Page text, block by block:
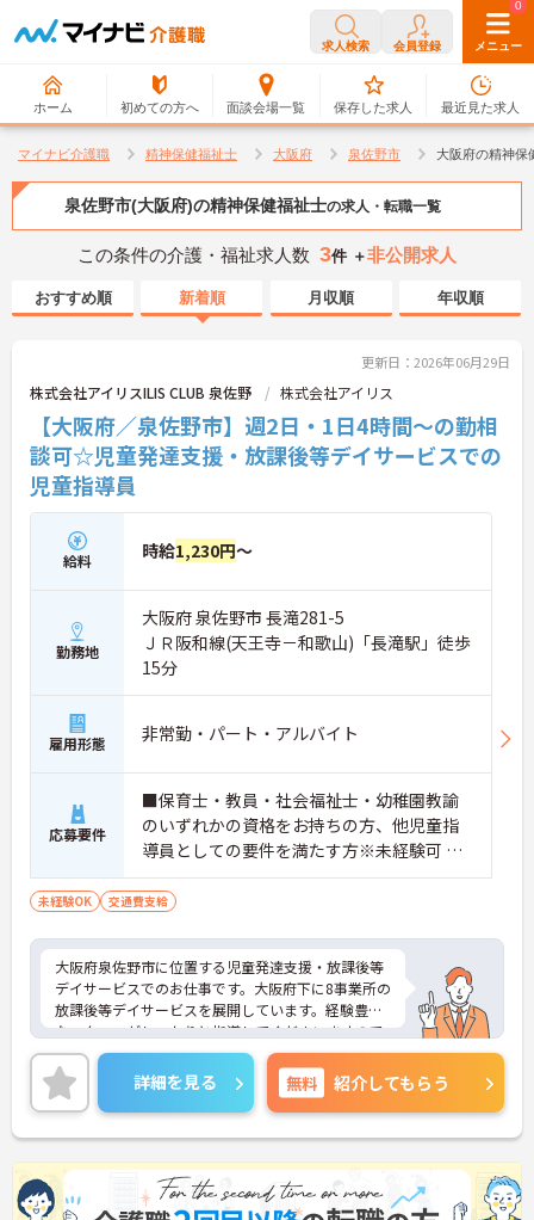
求人検索 会員登録 メニュー
ホーム 初めての方へ 面談会場一覧
0
保存した求人
0
最近見た求人
マイナビ介護職 精神保健福祉士 大阪府 泉佐野市 大阪府の精神保
泉佐野市(大阪府)の精神保健福祉士の求人・転職一覧
この条件の介護・福祉求人数 3件 ＋非公開求人
おすすめ順 新着順 月収順 年収順
更新日：2026年06月29日
株式会社アイリスILIS CLUB 泉佐野 株式会社アイリス
【大阪府／泉佐野市】週2日・1日4時間～の勤相
談可☆児童発達支援・放課後等デイサービスでの
児童指導員
給料 時給1,230円～
勤務地
大阪府 泉佐野市 長滝281-5
ＪＲ阪和線(天王寺－和歌山)「長滝駅」徒歩
15分
雇用形態 非常勤・パート・アルバイト
応募要件
■保育士・教員・社会福祉士・幼稚園教諭
のいずれかの資格をお持ちの方、他児童指
導員としての要件を満たす方※未経験可 ■
普通自動車免許（AT車限定可）をお持ちの
方歓迎
未経験OK 交通費支給
大阪府泉佐野市に位置する児童発達支援・放課後等
デイサービスでのお仕事です。大阪府下に8事業所の
放課後等デイサービスを展開しています。経験豊か
なスタッフがしっかりと指導してくださいますので
未経験でも安心してチャレンジいただけます。子ど
もたちの笑顔に触れ合え、成長を感じることができ
るやりがいのある職場です。ご興味ある方には、面
接対策ポイントなど、さらに詳細をお話しいたしま
すのでお気軽にご相談ください！
詳細を見る 無料 紹介してもらう